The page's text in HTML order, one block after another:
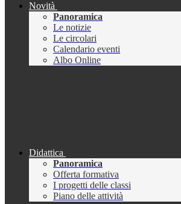
Novità
Panoramica
Le notizie
Le circolari
Calendario eventi
Albo Online
Didattica
Panoramica
Offerta formativa
I progetti delle classi
Piano delle attività